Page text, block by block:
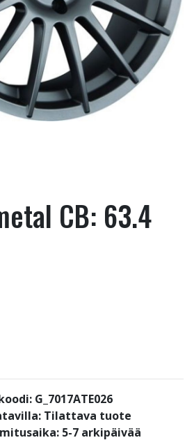
CB: 63.4
G_7017ATE026
Tilattava tuote
5-7 arkipäivää